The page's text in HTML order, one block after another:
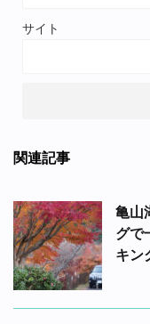
サイト
関連記事
亀山
グで
キン